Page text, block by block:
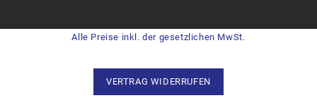
Alle Preise inkl. der gesetzlichen MwSt.
VERTRAG WIDERRUFEN